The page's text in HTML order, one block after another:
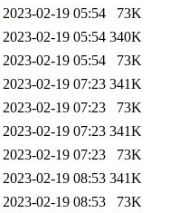
2023-02-19 05:54
73K
2023-02-19 05:54 340K
2023-02-19 05:54
73K
2023-02-19 07:23 341K
2023-02-19 07:23
73K
2023-02-19 07:23 341K
2023-02-19 07:23
73K
2023-02-19 08:53 341K
2023-02-19 08:53
73K